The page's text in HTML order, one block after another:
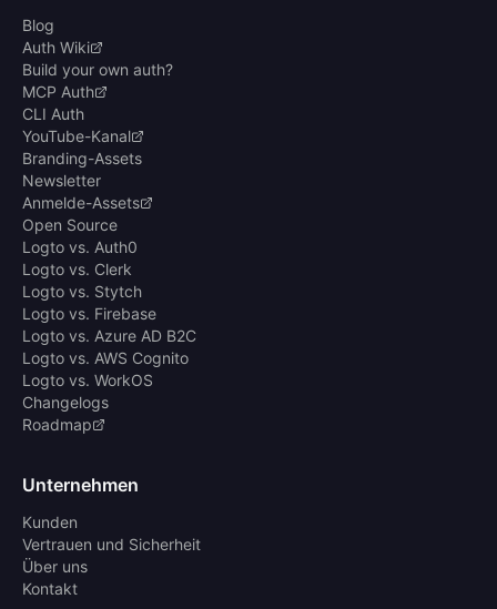
Blog
Auth Wiki
Build your own auth?
MCP Auth
CLI Auth
YouTube-Kanal
Branding-Assets
Newsletter
Anmelde-Assets
Open Source
Logto vs. Auth0
Logto vs. Clerk
Logto vs. Stytch
Logto vs. Firebase
Logto vs. Azure AD B2C
Logto vs. AWS Cognito
Logto vs. WorkOS
Changelogs
Roadmap
Unternehmen
Kunden
Vertrauen und Sicherheit
Über uns
Kontakt